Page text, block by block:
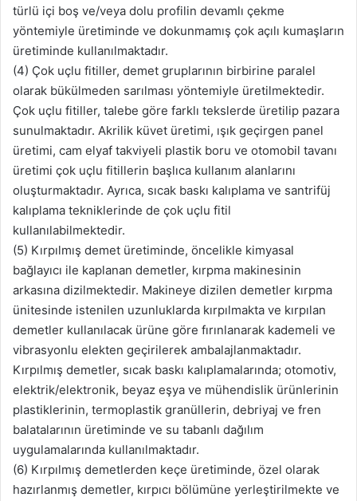
türlü içi boş ve/veya dolu profilin devamlı çekme
yöntemiyle üretiminde ve dokunmamış çok açılı kumaşların
üretiminde kullanılmaktadır.
(4) Çok uçlu fitiller, demet gruplarının birbirine paralel
olarak bükülmeden sarılması yöntemiyle üretilmektedir.
Çok uçlu fitiller, talebe göre farklı tekslerde üretilip pazara
sunulmaktadır. Akrilik küvet üretimi, ışık geçirgen panel
üretimi, cam elyaf takviyeli plastik boru ve otomobil tavanı
üretimi çok uçlu fitillerin başlıca kullanım alanlarını
oluşturmaktadır. Ayrıca, sıcak baskı kalıplama ve santrifüj
kalıplama tekniklerinde de çok uçlu fitil
kullanılabilmektedir.
(5) Kırpılmış demet üretiminde, öncelikle kimyasal
bağlayıcı ile kaplanan demetler, kırpma makinesinin
arkasına dizilmektedir. Makineye dizilen demetler kırpma
ünitesinde istenilen uzunluklarda kırpılmakta ve kırpılan
demetler kullanılacak ürüne göre fırınlanarak kademeli ve
vibrasyonlu elekten geçirilerek ambalajlanmaktadır.
Kırpılmış demetler, sıcak baskı kalıplamalarında; otomotiv,
elektrik/elektronik, beyaz eşya ve mühendislik ürünlerinin
plastiklerinin, termoplastik granüllerin, debriyaj ve fren
balatalarının üretiminde ve su tabanlı dağılım
uygulamalarında kullanılmaktadır.
(6) Kırpılmış demetlerden keçe üretiminde, özel olarak
hazırlanmış demetler, kırpıcı bölümüne yerleştirilmekte ve